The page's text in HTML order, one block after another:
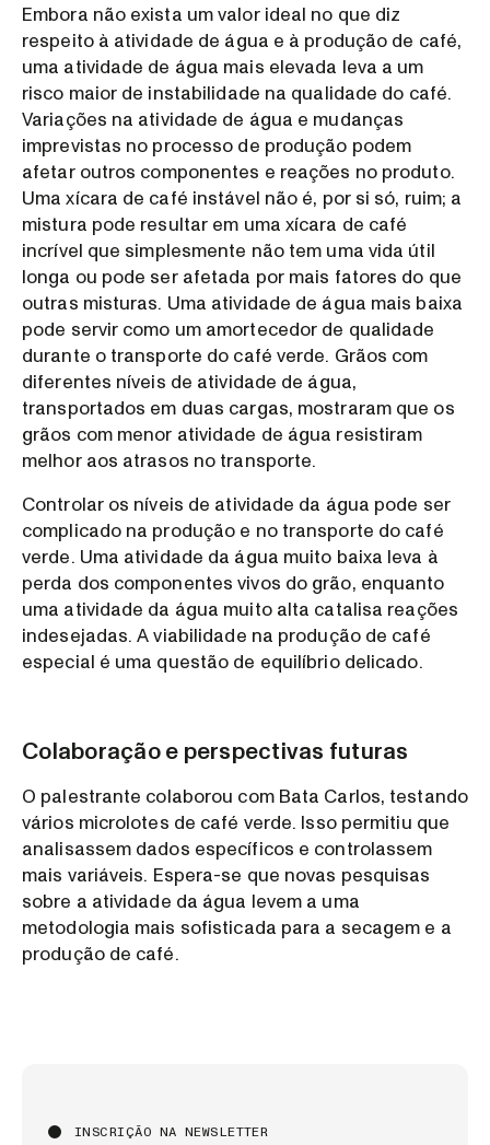
Embora não exista um valor ideal no que diz
respeito à atividade de água e à produção de café,
uma atividade de água mais elevada leva a um
risco maior de instabilidade na qualidade do café.
Variações na atividade de água e mudanças
imprevistas no processo de produção podem
afetar outros componentes e reações no produto.
Uma xícara de café instável não é, por si só, ruim; a
mistura pode resultar em uma xícara de café
incrível que simplesmente não tem uma vida útil
longa ou pode ser afetada por mais fatores do que
outras misturas. Uma atividade de água mais baixa
pode servir como um amortecedor de qualidade
durante o transporte do café verde. Grãos com
diferentes níveis de atividade de água,
transportados em duas cargas, mostraram que os
grãos com menor atividade de água resistiram
melhor aos atrasos no transporte.
Controlar os níveis de atividade da água pode ser
complicado na produção e no transporte do café
verde. Uma atividade da água muito baixa leva à
perda dos componentes vivos do grão, enquanto
uma atividade da água muito alta catalisa reações
indesejadas. A viabilidade na produção de café
especial é uma questão de equilíbrio delicado.
Colaboração e perspectivas futuras
O palestrante colaborou com Bata Carlos, testando
vários microlotes de café verde. Isso permitiu que
analisassem dados específicos e controlassem
mais variáveis. Espera-se que novas pesquisas
sobre a atividade da água levem a uma
metodologia mais sofisticada para a secagem e a
produção de café.
INSCRIÇÃO NA NEWSLETTER